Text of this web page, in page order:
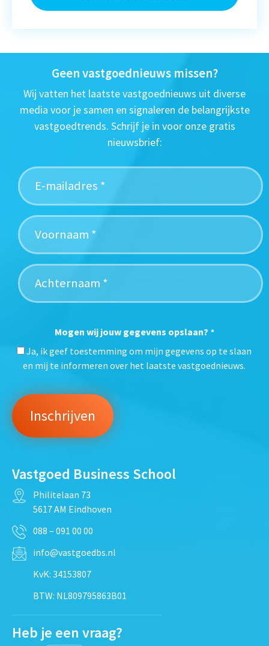
Geen vastgoednieuws missen?
Wij vatten het laatste vastgoednieuws uit diverse
media voor je samen en signaleren de belangrijkste
vastgoedtrends. Schrijf je in voor onze gratis
nieuwsbrief:
Mogen wij jouw gegevens opslaan? *
Ja, ik geef toestemming om mijn gegevens op te slaan
en mij te informeren over het laatste vastgoednieuws.
Vastgoed Business School
Philitelaan 73
5617 AM Eindhoven
088 – 091 00 00
info@vastgoedbs.nl
KvK: 34153807
BTW: NL809795863B01
Heb je een vraag?